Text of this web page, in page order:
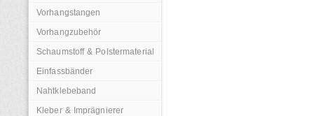
Vorhangstangen
Vorhangzubehör
Schaumstoff & Polstermaterial
Einfassbänder
Nahtklebeband
Kleber & Imprägnierer